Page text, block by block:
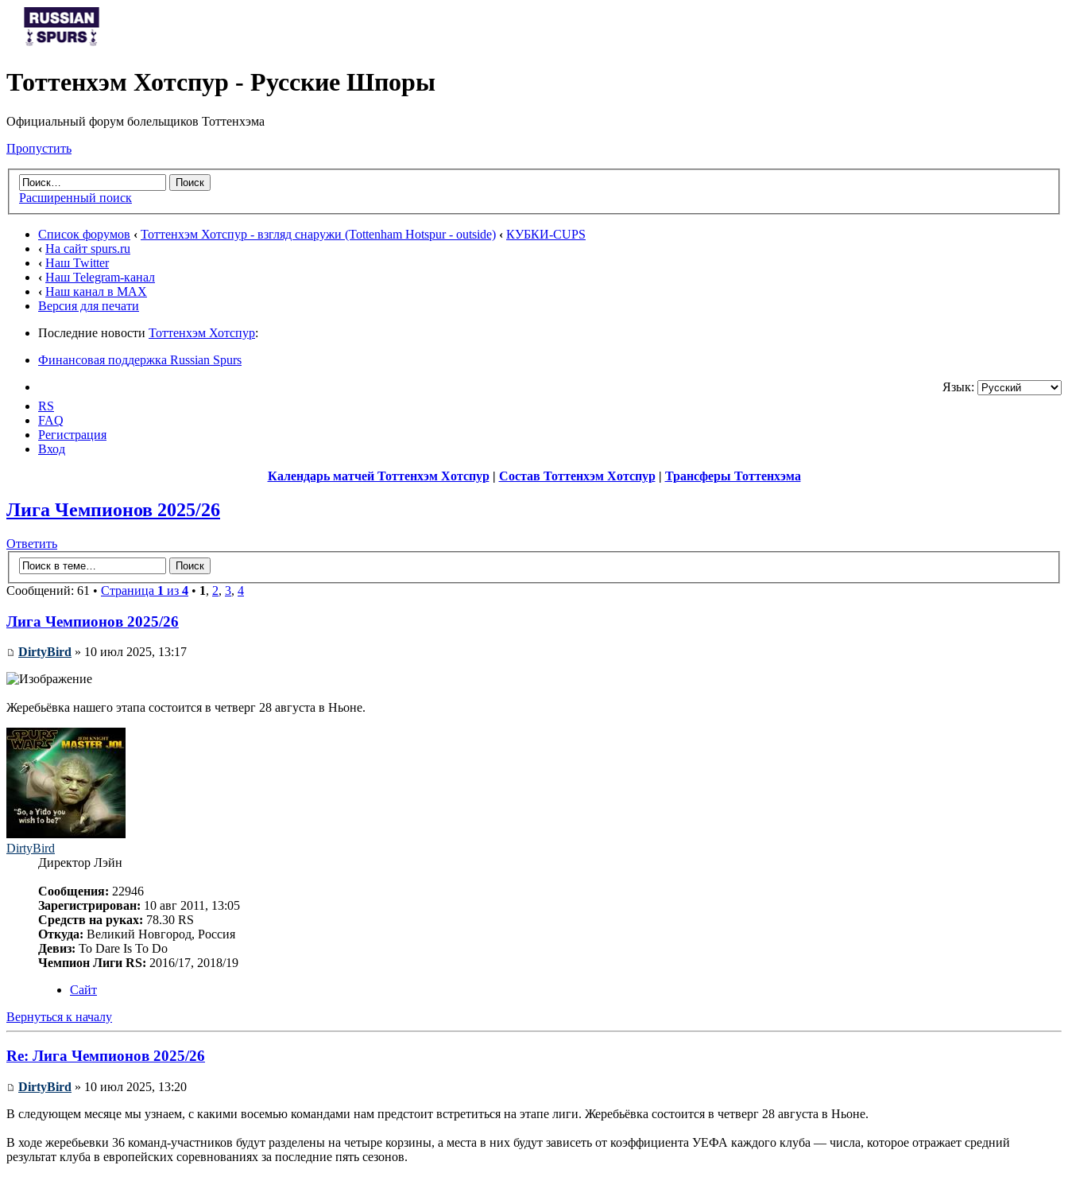
Тоттенхэм Хотспур - Русские Шпоры
Официальный форум болельщиков Тоттенхэма
Пропустить
Расширенный поиск
Список форумов ‹ Тоттенхэм Хотспур - взгляд снаружи (Tottenham Hotspur - outside) ‹ КУБКИ-CUPS
‹ На сайт spurs.ru
‹ Наш Twitter
‹ Наш Telegram-канал
‹ Наш канал в MAX
Версия для печати
Последние новости Тоттенхэм Хотспур:
Финансовая поддержка Russian Spurs
Язык:
RS
FAQ
Регистрация
Вход
Календарь матчей Тоттенхэм Хотспур| Состав Тоттенхэм Хотспур| Трансферы Тоттенхэма
Лига Чемпионов 2025/26
Ответить
Сообщений: 61 • Страница 1 из 4 • 1, 2, 3, 4
Лига Чемпионов 2025/26
DirtyBird » 10 июл 2025, 13:17
Жеребьёвка нашего этапа состоится в четверг 28 августа в Ньоне.
DirtyBird
Директор Лэйн
Сообщения: 22946
Зарегистрирован: 10 авг 2011, 13:05
Средств на руках: 78.30 RS
Откуда: Великий Новгород, Россия
Девиз: To Dare Is To Do
Чемпион Лиги RS: 2016/17, 2018/19
Сайт
Вернуться к началу
Re: Лига Чемпионов 2025/26
DirtyBird » 10 июл 2025, 13:20
В следующем месяце мы узнаем, с какими восемью командами нам предстоит встретиться на этапе лиги. Жеребьёвка состоится в четверг 28 августа в Ньоне.
В ходе жеребьевки 36 команд-участников будут разделены на четыре корзины, а места в них будут зависеть от коэффициента УЕФА каждого клуба — числа, которое отражает средний
результат клуба в европейских соревнованиях за последние пять сезонов.